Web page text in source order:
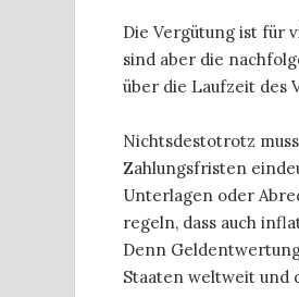
Die Vergütung ist für
sind aber die
über die Laufzeit des
Nichtsdestotrotz
Zahlungsfristen
Unterlagen oder
regeln, dass auch
Denn
Staaten weltweit und